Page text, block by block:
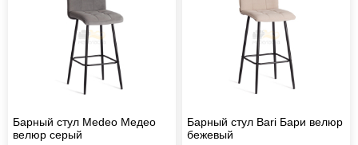
Барный стул Medeo Медео
велюр серый
Барный стул Bari Бари велюр
бежевый